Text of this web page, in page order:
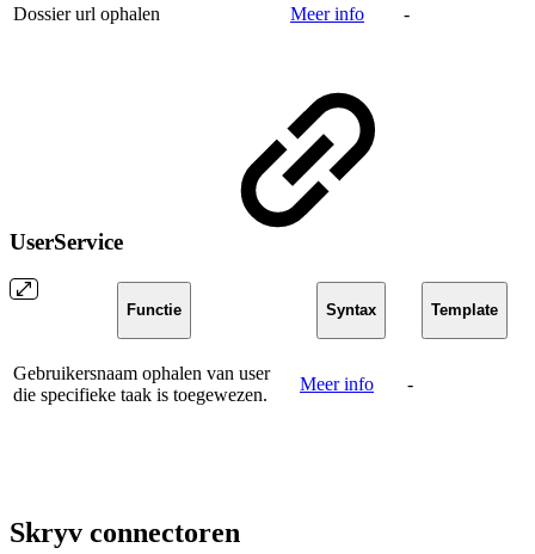
Dossier url ophalen Meer info -
UserService
Functie Syntax Template
Gebruikersnaam ophalen van user
die specifieke taak is toegewezen.
Meer info -
Skryv connectoren